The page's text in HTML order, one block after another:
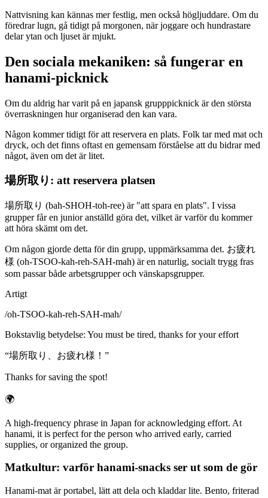
Nattvisning kan kännas mer festlig, men också högljuddare. Om du
föredrar lugn, gå tidigt på morgonen, när joggare och hundrastare
delar ytan och ljuset är mjukt.
Den sociala mekaniken: så fungerar en
hanami-picknick
Om du aldrig har varit på en japansk grupppicknick är den största
överraskningen hur organiserad den kan vara.
Någon kommer tidigt för att reservera en plats. Folk tar med mat och
dryck, och det finns oftast en gemensam förståelse att du bidrar med
något, även om det är litet.
場所取り: att reservera platsen
場所取り (bah-SHOH-toh-ree) är "att spara en plats". I vissa
grupper får en junior anställd göra det, vilket är varför du kommer
att höra skämt om det.
Om någon gjorde detta för din grupp, uppmärksamma det. お疲れ
様 (oh-TSOO-kah-reh-SAH-mah) är en naturlig, socialt trygg fras
som passar både arbetsgrupper och vänskapsgrupper.
Artigt
/oh-TSOO-kah-reh-SAH-mah/
Bokstavlig betydelse: You must be tired, thanks for your effort
“場所取り、お疲れ様！ ”
Thanks for saving the spot!
🌍
A high-frequency phrase in Japan for acknowledging effort. At
hanami, it is perfect for the person who arrived early, carried
supplies, or organized the group.
Matkultur: varför hanami-snacks ser ut som de gör
Hanami-mat är portabel, lätt att dela och kladdar lite. Bento, friterad